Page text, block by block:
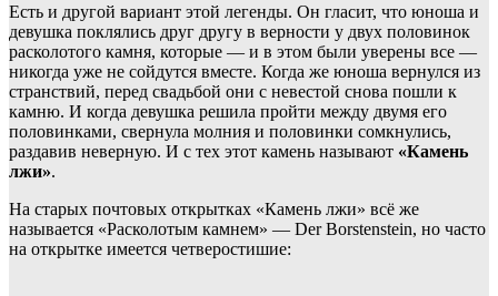
Есть и другой вариант этой легенды. Он гласит, что юноша и
девушка поклялись друг другу в верности у двух половинок
расколотого камня, которые — и в этом были уверены все —
никогда уже не сойдутся вместе. Когда же юноша вернулся из
странствий, перед свадьбой они с невестой снова пошли к
камню. И когда девушка решила пройти между двумя его
половинками, свернула молния и половинки сомкнулись,
раздавив неверную. И с тех этот камень называют «Камень
лжи».
На старых почтовых открытках «Камень лжи» всё же
называется «Расколотым камнем» — Der Borstenstein, но часто
на открытке имеется четверостишие: